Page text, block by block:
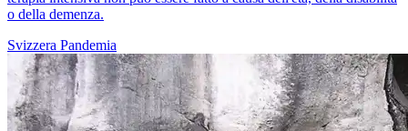
o della demenza.
Svizzera Pandemia